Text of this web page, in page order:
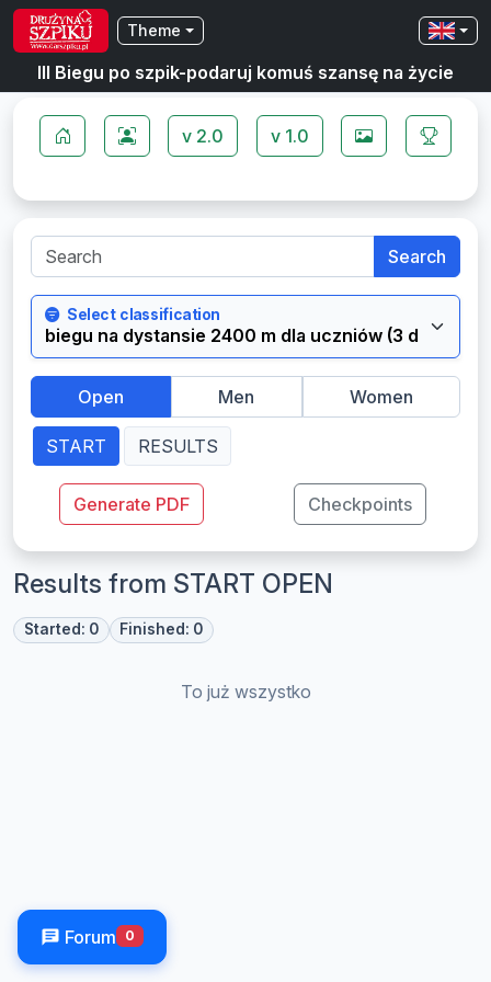
III Biegu po szpik-podaruj komuś szansę na życie
Theme
v 2.0 v 1.0
Search
Select classification
Open Men Women
START RESULTS
Generate PDF Checkpoints
Results from START OPEN
Started: 0 Finished: 0
To już wszystko
Forum 0